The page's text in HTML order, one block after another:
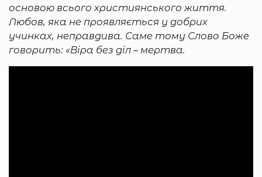
основою всього християнського життя.
Любов, яка не проявляється у добрих
учинках, неправдива. Саме тому Слово Боже
говорить: «Віра без діл – мертва.